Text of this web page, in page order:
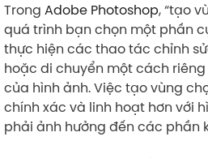
Trong Adobe Photoshop, “tạo
quá trình bạn chọn một phần
thực hiện các thao tác chỉnh
hoặc di chuyển một cách
của hình ảnh. Việc tạo vùng
chính xác và linh hoạt hơn với
phải ảnh hưởng đến các phần